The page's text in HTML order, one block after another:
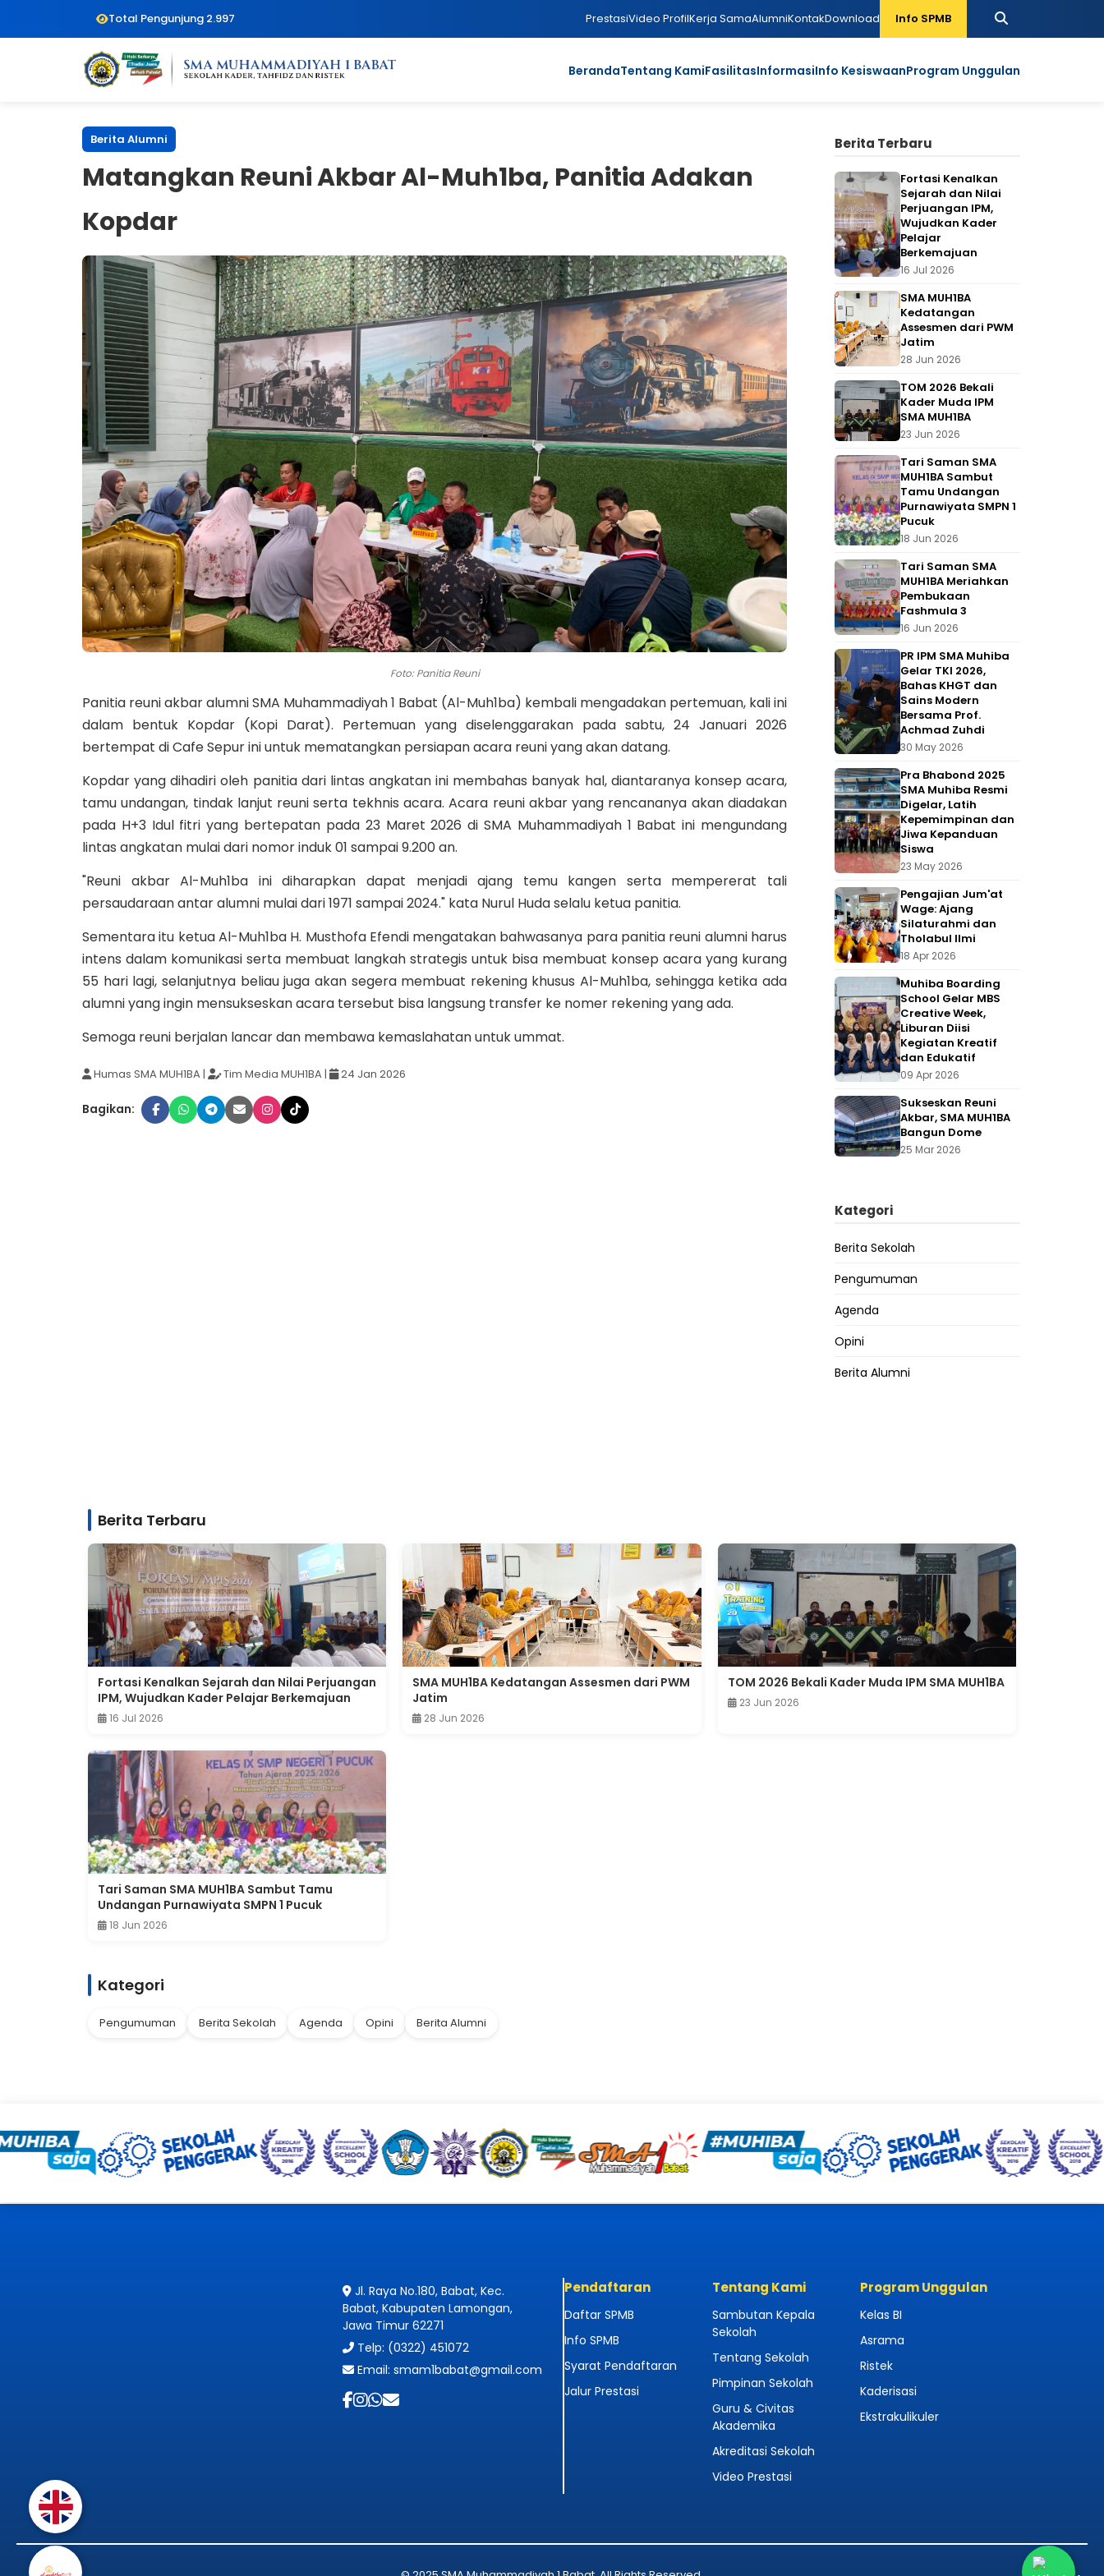
Total Pengunjung 2.997 PrestasiVideo ProfilKerja SamaAlumniKontakDownload Info SPMB
BerandaTentang KamiFasilitasInformasiInfo KesiswaanProgram Unggulan
Berita Alumni
Matangkan Reuni Akbar Al-Muh1ba, Panitia Adakan
Kopdar
Foto: Panitia Reuni
Panitia reuni akbar alumni SMA Muhammadiyah 1 Babat (Al-Muh1ba) kembali mengadakan pertemuan, kali ini
dalam bentuk Kopdar (Kopi Darat). Pertemuan yang diselenggarakan pada sabtu, 24 Januari 2026
bertempat di Cafe Sepur ini untuk mematangkan persiapan acara reuni yang akan datang.
Kopdar yang dihadiri oleh panitia dari lintas angkatan ini membahas banyak hal, diantaranya konsep acara,
tamu undangan, tindak lanjut reuni serta tekhnis acara. Acara reuni akbar yang rencananya akan diadakan
pada H+3 Idul fitri yang bertepatan pada 23 Maret 2026 di SMA Muhammadiyah 1 Babat ini mengundang
lintas angkatan mulai dari nomor induk 01 sampai 9.200 an.
"Reuni akbar Al-Muh1ba ini diharapkan dapat menjadi ajang temu kangen serta mempererat tali
persaudaraan antar alumni mulai dari 1971 sampai 2024." kata Nurul Huda selalu ketua panitia.
Sementara itu ketua Al-Muh1ba H. Musthofa Efendi mengatakan bahwasanya para panitia reuni alumni harus
intens dalam komunikasi serta membuat langkah strategis untuk bisa membuat konsep acara yang kurang
55 hari lagi, selanjutnya beliau juga akan segera membuat rekening khusus Al-Muh1ba, sehingga ketika ada
alumni yang ingin mensukseskan acara tersebut bisa langsung transfer ke nomer rekening yang ada.
Semoga reuni berjalan lancar dan membawa kemaslahatan untuk ummat.
Humas SMA MUH1BA| Tim Media MUH1BA| 24 Jan 2026
Bagikan:
Berita Terbaru
Fortasi Kenalkan
Sejarah dan Nilai
Perjuangan IPM,
Wujudkan Kader
Pelajar
Berkemajuan
16 Jul 2026
SMA MUH1BA
Kedatangan
Assesmen dari PWM
Jatim
28 Jun 2026
TOM 2026 Bekali
Kader Muda IPM
SMA MUH1BA
23 Jun 2026
Tari Saman SMA
MUH1BA Sambut
Tamu Undangan
Purnawiyata SMPN 1
Pucuk
18 Jun 2026
Tari Saman SMA
MUH1BA Meriahkan
Pembukaan
Fashmula 3
16 Jun 2026
PR IPM SMA Muhiba
Gelar TKI 2026,
Bahas KHGT dan
Sains Modern
Bersama Prof.
Achmad Zuhdi
30 May 2026
Pra Bhabond 2025
SMA Muhiba Resmi
Digelar, Latih
Kepemimpinan dan
Jiwa Kepanduan
Siswa
23 May 2026
Pengajian Jum'at
Wage: Ajang
Silaturahmi dan
Tholabul Ilmi
18 Apr 2026
Muhiba Boarding
School Gelar MBS
Creative Week,
Liburan Diisi
Kegiatan Kreatif
dan Edukatif
09 Apr 2026
Sukseskan Reuni
Akbar, SMA MUH1BA
Bangun Dome
25 Mar 2026
Kategori
Berita Sekolah
Pengumuman
Agenda
Opini
Berita Alumni
Berita Terbaru
Fortasi Kenalkan Sejarah dan Nilai Perjuangan
IPM, Wujudkan Kader Pelajar Berkemajuan
16 Jul 2026
SMA MUH1BA Kedatangan Assesmen dari PWM
Jatim
28 Jun 2026
TOM 2026 Bekali Kader Muda IPM SMA MUH1BA
23 Jun 2026
Tari Saman SMA MUH1BA Sambut Tamu
Undangan Purnawiyata SMPN 1 Pucuk
18 Jun 2026
Kategori
Pengumuman Berita Sekolah Agenda Opini Berita Alumni
Jl. Raya No.180, Babat, Kec.
Babat, Kabupaten Lamongan,
Jawa Timur 62271
Telp: (0322) 451072
Email: smam1babat@gmail.com
Pendaftaran
Daftar SPMB
Info SPMB
Syarat Pendaftaran
Jalur Prestasi
Tentang Kami
Sambutan Kepala
Sekolah
Tentang Sekolah
Pimpinan Sekolah
Guru & Civitas
Akademika
Akreditasi Sekolah
Video Prestasi
Program Unggulan
Kelas BI
Asrama
Ristek
Kaderisasi
Ekstrakulikuler